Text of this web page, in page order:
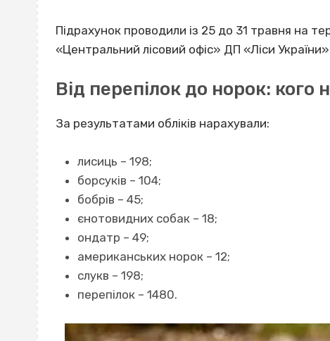
Підрахунок проводили із 25 до 31 травня на
«Центральний лісовий офіс» ДП «Ліси
Від перепілок до норок: кого
За результатами обліків нарахували:
лисиць – 198;
борсуків – 104;
бобрів – 45;
єнотовидних собак – 18;
ондатр – 49;
американських норок – 12;
слукв – 198;
перепілок – 1480.